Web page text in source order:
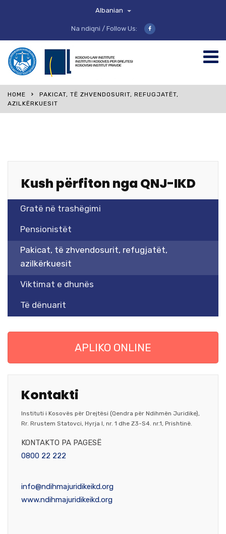
Albanian
Na ndiqni / Follow Us:
HOME
PAKICAT, TË ZHVENDOSURIT, REFUGJATËT,
AZILKËRKUESIT
Kush përfiton nga QNJ-IKD
Gratë në trashëgimi
Pensionistët
Pakicat, të zhvendosurit, refugjatët,
azilkërkuesit
Viktimat e dhunës
Të dënuarit
APLIKO ONLINE
Kontakti
Instituti i Kosovës për Drejtësi (Qendra për Ndihmën Juridike),
Rr. Rrustem Statovci, Hyrja I, nr. 1 dhe Z3-S4. nr.1, Prishtinë.
KONTAKTO PA PAGESË
0800 22 222
info@ndihmajuridikeikd.org
www.ndihmajuridikeikd.org